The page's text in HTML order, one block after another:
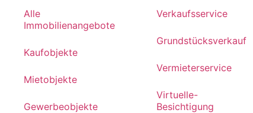
Alle
Immobilienangebote
Kaufobjekte
Mietobjekte
Gewerbeobjekte
Verkaufsservice
Grundstücksverkauf
Vermieterservice
Virtuelle-
Besichtigung